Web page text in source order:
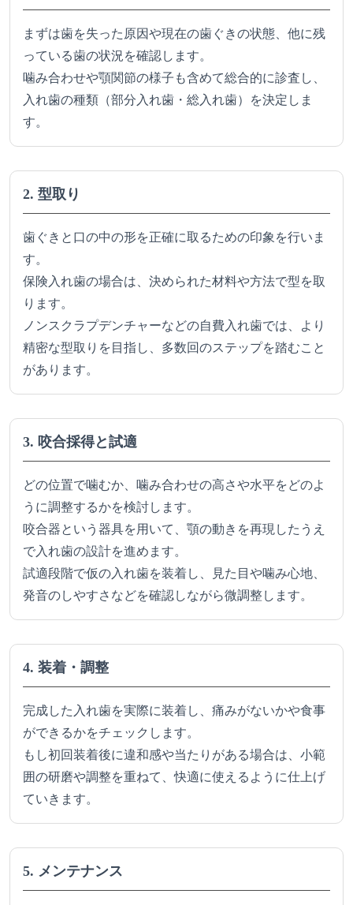
まずは歯を失った原因や現在の歯ぐきの状態、他に残
っている歯の状況を確認します。
噛み合わせや顎関節の様子も含めて総合的に診査し、
入れ歯の種類（部分入れ歯・総入れ歯）を決定しま
す。
2. 型取り
歯ぐきと口の中の形を正確に取るための印象を行いま
す。
保険入れ歯の場合は、決められた材料や方法で型を取
ります。
ノンスクラプデンチャーなどの自費入れ歯では、より
精密な型取りを目指し、多数回のステップを踏むこと
があります。
3. 咬合採得と試適
どの位置で噛むか、噛み合わせの高さや水平をどのよ
うに調整するかを検討します。
咬合器という器具を用いて、顎の動きを再現したうえ
で入れ歯の設計を進めます。
試適段階で仮の入れ歯を装着し、見た目や噛み心地、
発音のしやすさなどを確認しながら微調整します。
4. 装着・調整
完成した入れ歯を実際に装着し、痛みがないかや食事
ができるかをチェックします。
もし初回装着後に違和感や当たりがある場合は、小範
囲の研磨や調整を重ねて、快適に使えるように仕上げ
ていきます。
5. メンテナンス